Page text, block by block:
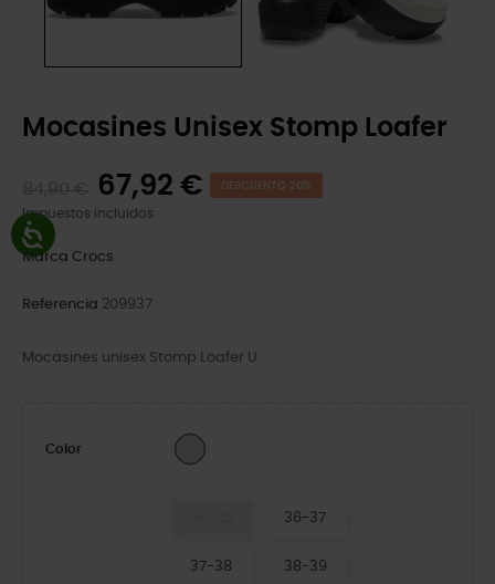
Mocasines Unisex Stomp Loafer
67,92 € DESCUENTO 20%
Impuestos incluidos
Marca Crocs
Referencia 209937
Mocasines unisex Stomp Loafer U
Color Linen Black
36-37
37-38 38-39